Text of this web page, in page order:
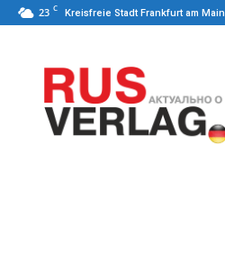
23 C Kreisfreie Stadt Frankfurt am Main